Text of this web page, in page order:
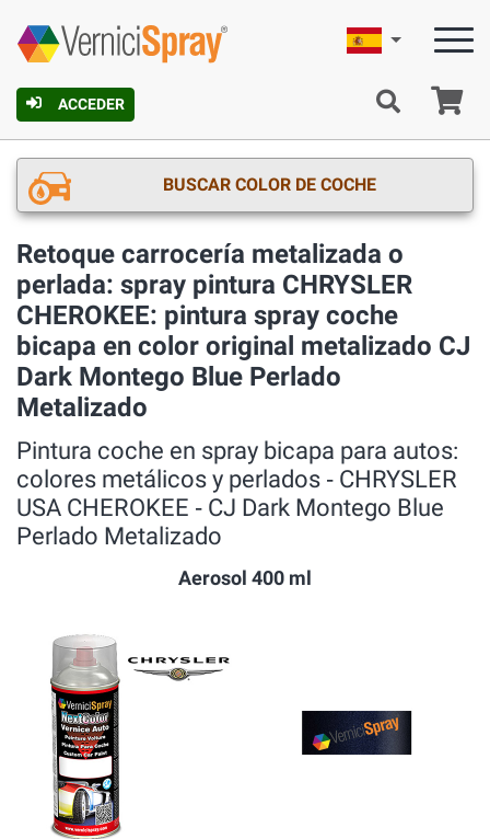
ACCEDER
Español
BUSCAR COLOR DE COCHE
Retoque carrocería metalizada o
perlada: spray pintura CHRYSLER
CHEROKEE: pintura spray coche
bicapa en color original metalizado CJ
Dark Montego Blue Perlado
Metalizado
Pintura coche en spray bicapa para autos:
colores metálicos y perlados ‐ CHRYSLER
USA CHEROKEE ‐ CJ Dark Montego Blue
Perlado Metalizado
Aerosol 400 ml